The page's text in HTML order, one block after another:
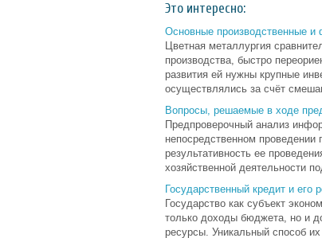
Это интересно:
Основные производственные
Цветная металлургия
производства, быстро
развития ей нужны крупные
осуществлялись за счёт
Вопросы, решаемые в ходе
Предпроверочный анализ
непосредственном
результативность ее
хозяйственной деятельности
Государственный кредит и
Государство как субъект
только доходы бюджета, но и
ресурсы. Уникальный способ